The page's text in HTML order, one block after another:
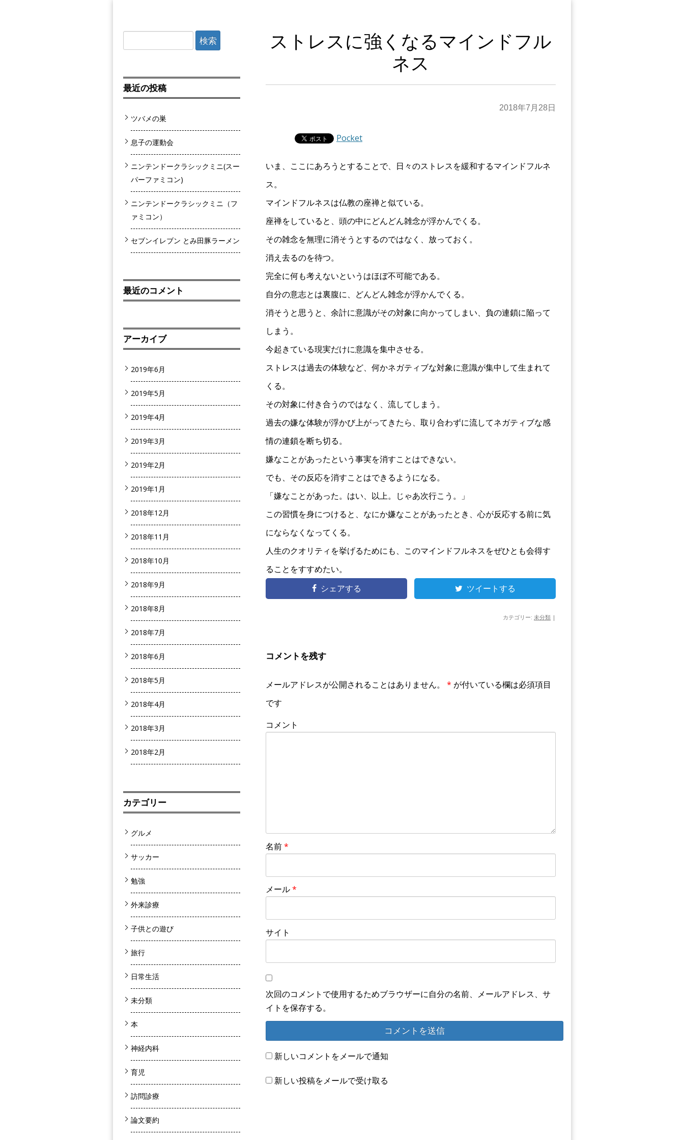
ストレスに強くなるマインドフル
ネス
2018年7月28日
Pocket
いま、ここにあろうとすることで、日々のストレスを緩和するマインドフルネ
ス。
マインドフルネスは仏教の座禅と似ている。
座禅をしていると、頭の中にどんどん雑念が浮かんでくる。
その雑念を無理に消そうとするのではなく、放っておく。
消え去るのを待つ。
完全に何も考えないというはほぼ不可能である。
自分の意志とは裏腹に、どんどん雑念が浮かんでくる。
消そうと思うと、余計に意識がその対象に向かってしまい、負の連鎖に陥って
しまう。
今起きている現実だけに意識を集中させる。
ストレスは過去の体験など、何かネガティブな対象に意識が集中して生まれて
くる。
その対象に付き合うのではなく、流してしまう。
過去の嫌な体験が浮かび上がってきたら、取り合わずに流してネガティブな感
情の連鎖を断ち切る。
嫌なことがあったという事実を消すことはできない。
でも、その反応を消すことはできるようになる。
「嫌なことがあった。はい、以上。じゃあ次行こう。」
この習慣を身につけると、なにか嫌なことがあったとき、心が反応する前に気
にならなくなってくる。
人生のクオリティを挙げるためにも、このマインドフルネスをぜひとも会得す
ることをすすめたい。
シェアする ツイートする
カテゴリー: 未分類 |
コメントを残す
メールアドレスが公開されることはありません。 * が付いている欄は必須項目
です
コメント
名前*
メール*
サイト
次回のコメントで使用するためブラウザーに自分の名前、メールアドレス、サ
イトを保存する。
新しいコメントをメールで通知
新しい投稿をメールで受け取る
最近の投稿
ツバメの巣
息子の運動会
ニンテンドークラシックミニ(スー
パーファミコン)
ニンテンドークラシックミニ（フ
ァミコン）
セブンイレブン とみ田豚ラーメン
最近のコメント
アーカイブ
2019年6月
2019年5月
2019年4月
2019年3月
2019年2月
2019年1月
2018年12月
2018年11月
2018年10月
2018年9月
2018年8月
2018年7月
2018年6月
2018年5月
2018年4月
2018年3月
2018年2月
カテゴリー
グルメ
サッカー
勉強
外来診療
子供との遊び
旅行
日常生活
未分類
本
神経内科
育児
訪問診療
論文要約